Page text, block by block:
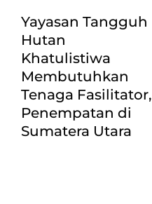
Yayasan Tangguh
Hutan
Khatulistiwa
Membutuhkan
Tenaga Fasilitator,
Penempatan di
Sumatera Utara